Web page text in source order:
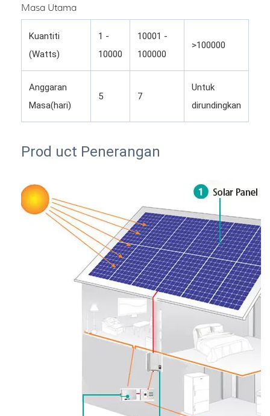
Masa Utama
Kuantiti
(Watts)
1 -
10000
10001 -
100000
>100000
Anggaran
Masa(hari)
5 7
Untuk
dirundingkan
Prod uct Penerangan